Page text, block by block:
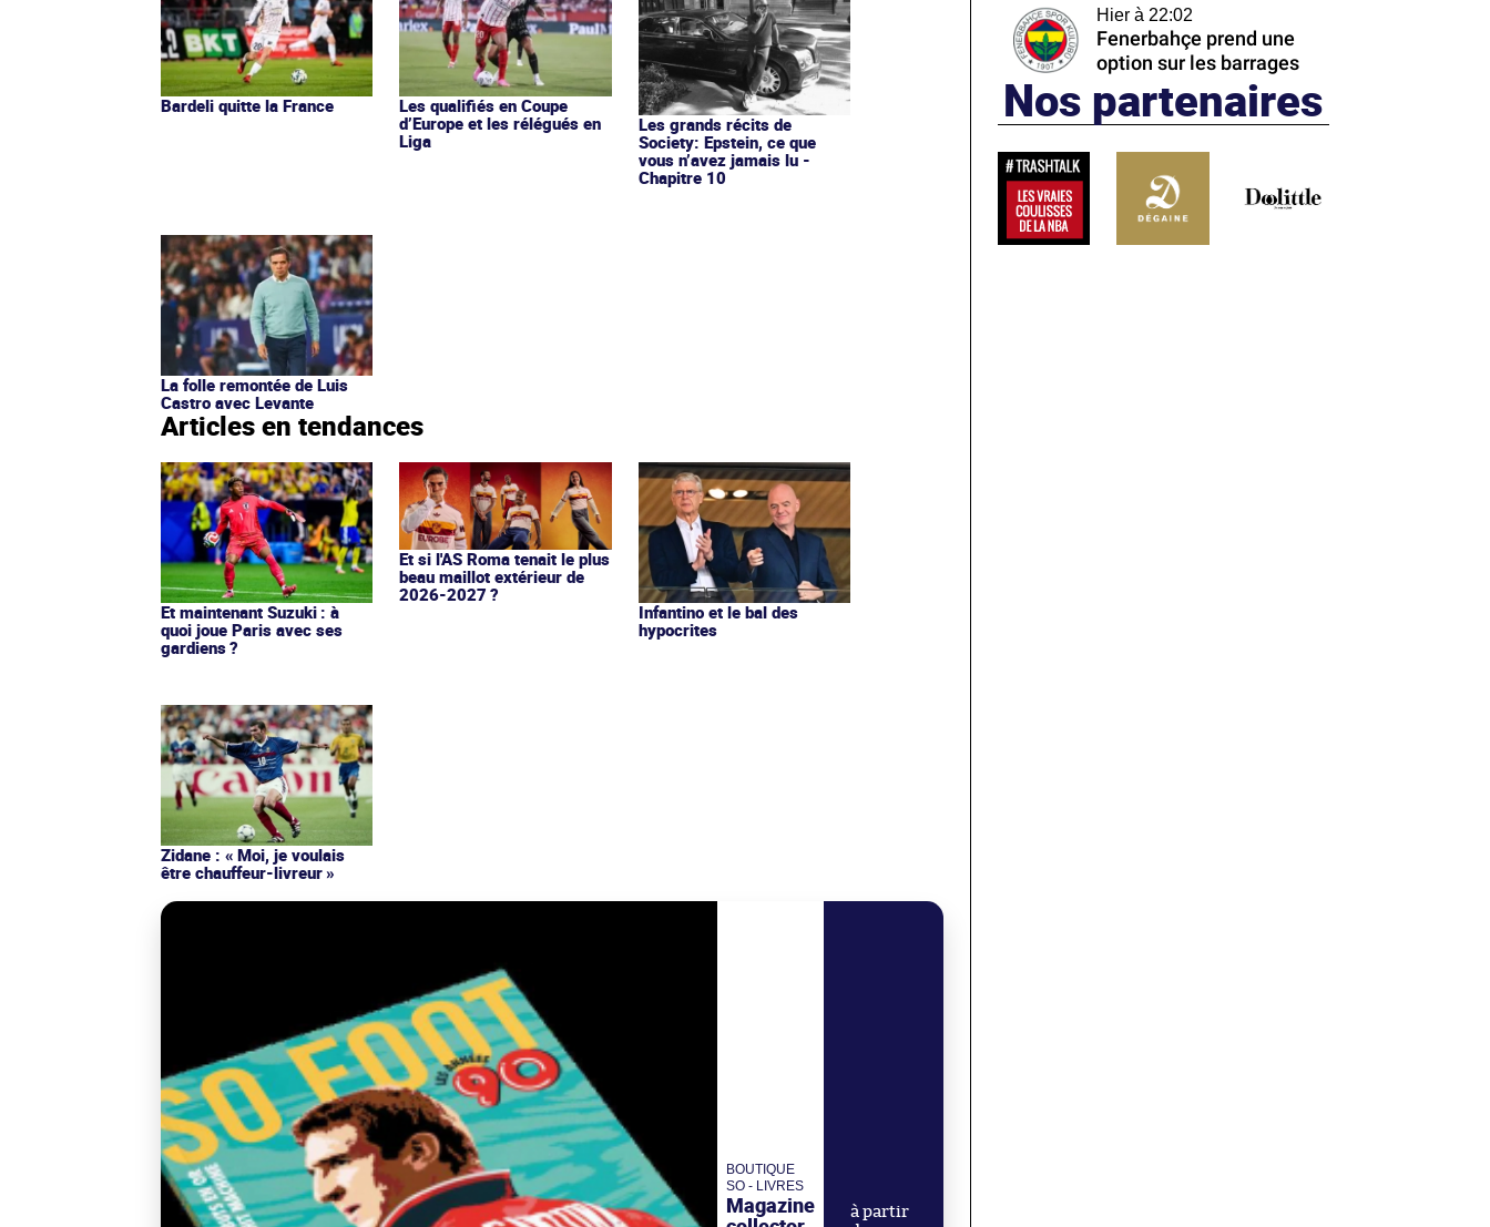
Bardeli quitte la France
Les qualifiés en Coupe
d’Europe et les rélégués en
Liga
Les grands récits de
Society: Epstein, ce que
vous n’avez jamais lu -
Chapitre 10
La folle remontée de Luis
Castro avec Levante
Articles en tendances
Et maintenant Suzuki : à
quoi joue Paris avec ses
gardiens ?
Et si l'AS Roma tenait le plus
beau maillot extérieur de
2026-2027 ?
Infantino et le bal des
hypocrites
Zidane : « Moi, je voulais
être chauffeur-livreur »
BOUTIQUE
SO - LIVRES
Magazine
à partir
Hier à 22:02
Fenerbahçe prend une
option sur les barrages
Nos partenaires